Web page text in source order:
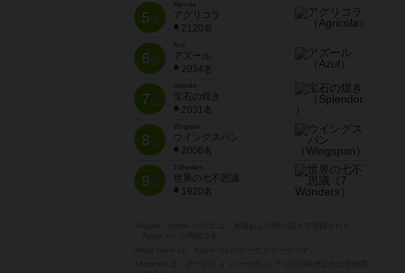
5位
Agricola
アグリコラ
2120名
6位
Azul
アズール
2034名
7位
宝石の煌き
2031名
8位
Wingspan
ウイングスパン
2006名
9位
7 Wonders
世界の七不思議
1920名